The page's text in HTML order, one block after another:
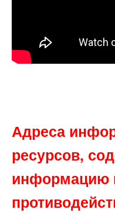
Адреса
ресурсов,
информацию